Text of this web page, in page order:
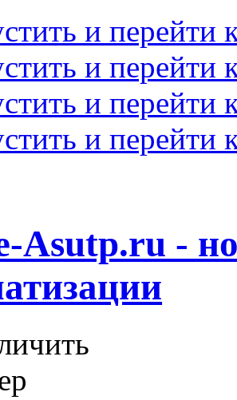
и перейти
и перейти
и перейти
и перейти
Asutp.ru -